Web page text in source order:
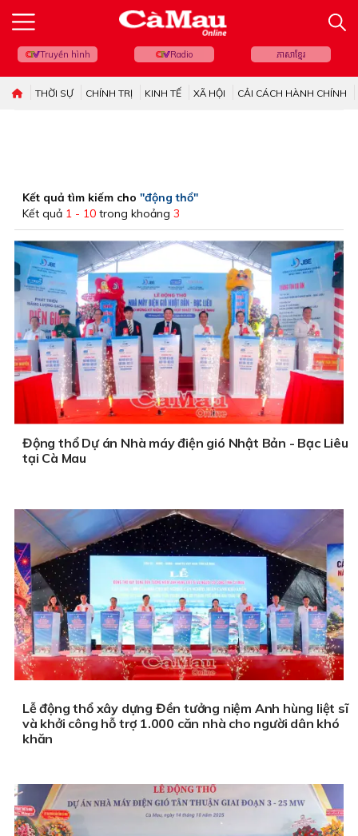
Truyền hình Radio ភាសាខ្មែរ
THỜI SỰ CHÍNH TRỊ KINH TẾ XÃ HỘI CẢI CÁCH HÀNH CHÍNH
Kết quả tìm kiếm cho "động thổ"
Kết quả 1 - 10 trong khoảng 3
Động thổ Dự án Nhà máy điện gió Nhật Bản - Bạc Liêu
tại Cà Mau
Lễ động thổ xây dựng Đền tưởng niệm Anh hùng liệt sĩ
và khởi công hỗ trợ 1.000 căn nhà cho người dân khó
khăn